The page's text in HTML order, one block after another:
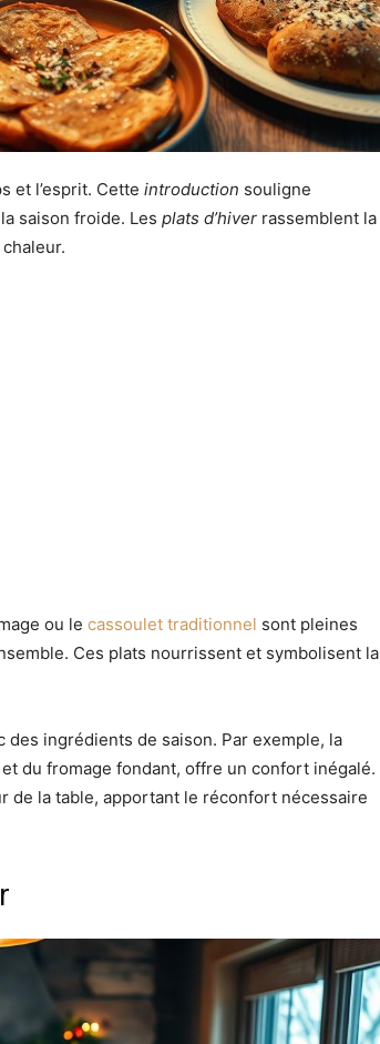
et l’esprit. Cette introduction souligne
saison froide. Les plats d’hiver rassemblent la
ou le cassoulet traditionnel sont pleines
Ces plats nourrissent et symbolisent la
ingrédients de saison. Par exemple, la
du fromage fondant, offre un confort inégalé.
de la table, apportant le réconfort nécessaire